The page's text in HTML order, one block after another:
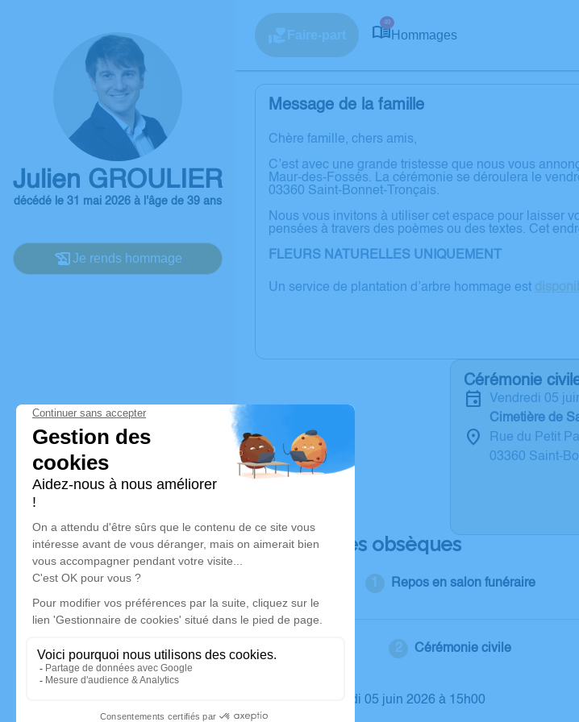
Julien GROULIER
décédé le 31 mai 2026 à l'âge de 39 ans
Je rends hommage
Faire-part
49
Hommages
Message de la famille
Chère famille, chers amis,
C’est avec une grande tristesse que nous vous
Maur-des-Fossés. La cérémonie se déroulera le
03360 Saint-Bonnet-Tronçais.
Nous vous invitons à utiliser cet espace pour laisser
pensées à travers des poèmes ou des textes. Cet
FLEURS NATURELLES UNIQUEMENT
Un service de plantation d’arbre hommage est
Cérémonie
vendredi 05
Cimetière de
Rue du Petit
03360 Saint-
Déroulé des obsèques
Repos en salon funéraire
Cérémonie civile
Le vendredi 05 juin 2026 à 15h00